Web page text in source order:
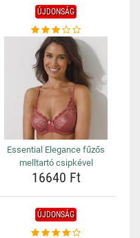
ÚJDONSÁG
Essential Elegance fűzős
melltartó csipkével
16640 Ft
ÚJDONSÁG